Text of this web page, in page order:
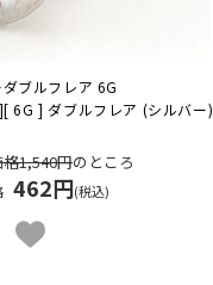
ブルフレア 6G
6G ] ダブルフレア (シルバー)
1,540円のところ
462円(税込)